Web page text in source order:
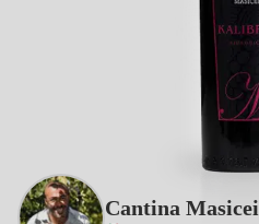
Cantina Masicei